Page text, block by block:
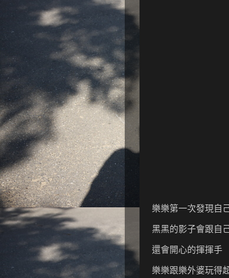
樂樂第一次發現自
黑黑的影子會跟自
還會開心的揮揮手
樂樂跟樂外婆玩得